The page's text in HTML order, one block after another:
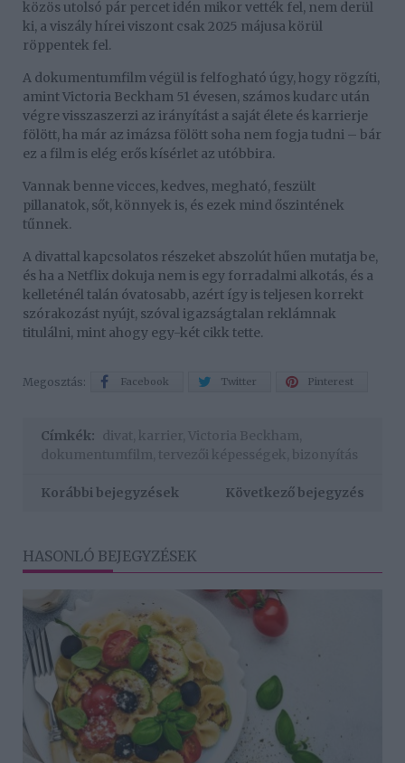
közös utolsó pár percet idén mikor vették fel, nem derül
ki, a viszály hírei viszont csak 2025 májusa körül
röppentek fel.
A dokumentumfilm végül is felfogható úgy, hogy rögzíti,
amint Victoria Beckham 51 évesen, számos kudarc után
végre visszaszerzi az irányítást a saját élete és karrierje
fölött, ha már az imázsa fölött soha nem fogja tudni – bár
ez a film is elég erős kísérlet az utóbbira.
Vannak benne vicces, kedves, megható, feszült
pillanatok, sőt, könnyek is, és ezek mind őszintének
tűnnek.
A divattal kapcsolatos részeket abszolút hűen mutatja be,
és ha a Netflix dokuja nem is egy forradalmi alkotás, és a
kelleténél talán óvatosabb, azért így is teljesen korrekt
szórakozást nyújt, szóval igazságtalan reklámnak
titulálni, mint ahogy egy-két cikk tette.
Megosztás: Facebook Twitter Pinterest
Címkék: divat karrier Victoria Beckham
dokumentumfilm tervezői képességek bizonyítás
Korábbi bejegyzések Következő bejegyzés
HASONLÓ BEJEGYZÉSEK